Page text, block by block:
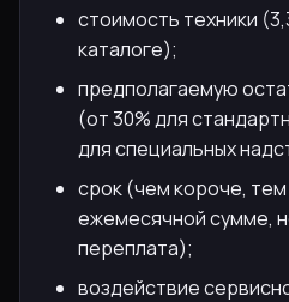
стоимость техники
каталоге);
предполагаемую
(от 30% для
для специальных
срок (чем короче,
ежемесячной сумме,
переплата);
воздействие